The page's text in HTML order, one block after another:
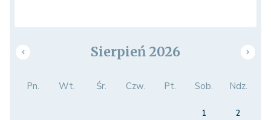
Sierpień 2026
Pn. Wt. Śr. Czw. Pt. Sob. Ndz.
1
2